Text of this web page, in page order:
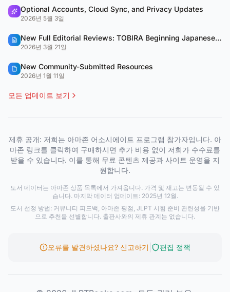
Optional Accounts, Cloud Sync, and Privacy Updates
2026년 5월 3일
New Full Editorial Reviews: TOBIRA Beginning Japanese & QUARTET
2026년 3월 21일
New Community-Submitted Resources
2026년 1월 11일
모든 업데이트 보기
제휴 공개: 저희는 아마존 어소시에이트 프로그램 참가자입니다. 아
마존 링크를 클릭하여 구매하시면 추가 비용 없이 저희가 수수료를
받을 수 있습니다. 이를 통해 무료 콘텐츠 제공과 사이트 운영을 지
원합니다.
도서 데이터는 아마존 상품 목록에서 가져옵니다. 가격 및 재고는 변동될 수 있
습니다. 마지막 데이터 업데이트: 2025년 12월.
도서 선정 방법: 커뮤니티 피드백, 아마존 평점, JLPT 시험 준비 관련성을 기반
으로 추천을 선별합니다. 출판사와의 제휴 관계는 없습니다.
오류를 발견하셨나요? 신고하기 편집 정책